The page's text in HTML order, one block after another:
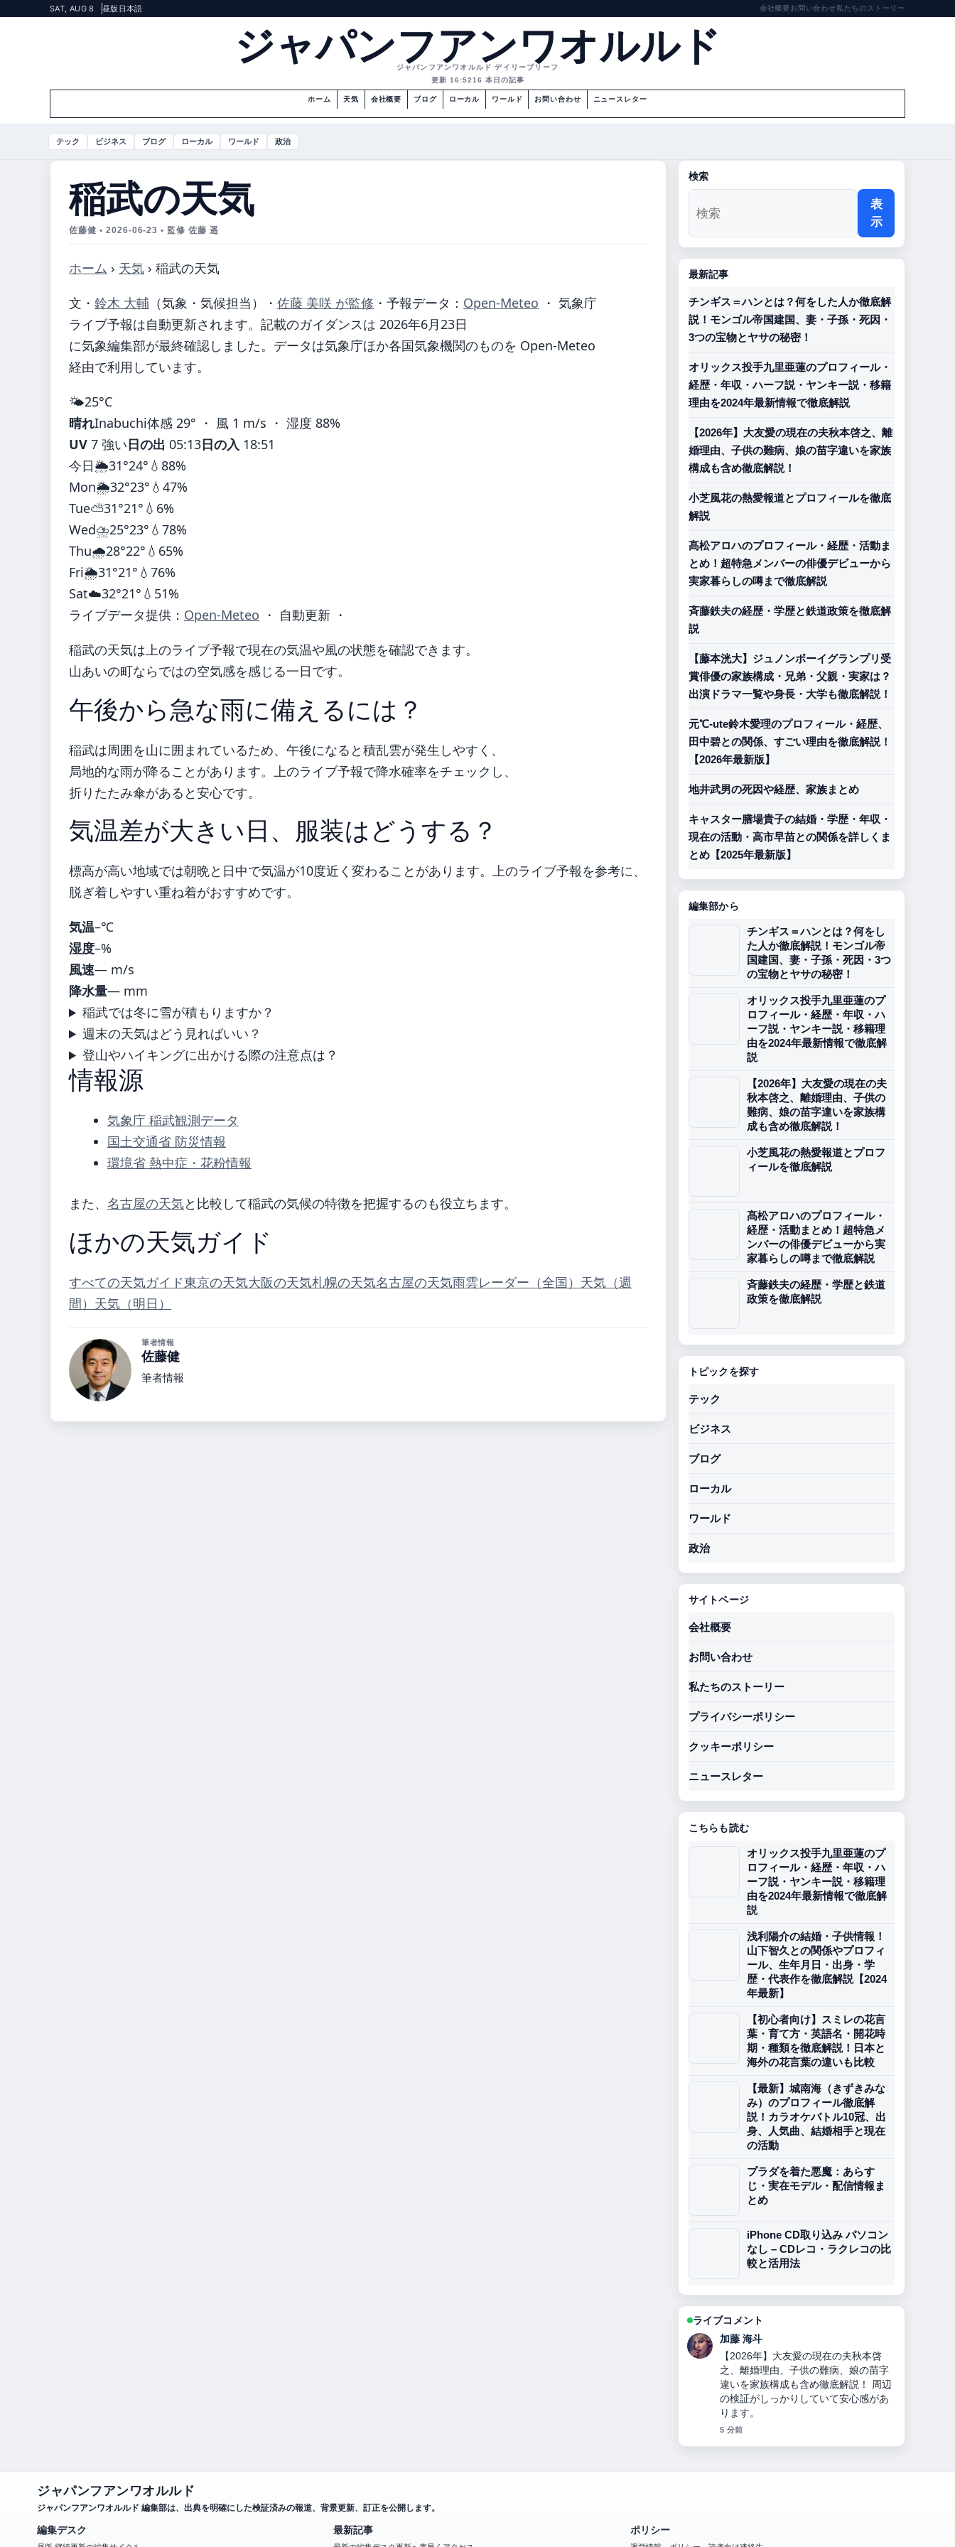
SAT, AUG 8 昼版 日本語 会社概要お問い合わせ私たちのストーリー
ジャパンフアンワオルルド
ジャパンフアンワオルルド デイリーブリーフ
更新 16:5216 本日の記事
ホーム 天気 会社概要 ブログ ローカル ワールド お問い合わせ ニュースレター
テック ビジネス ブログ ローカル ワールド 政治
稲武の天気
佐藤健 • 2026-06-23 • 監修 佐藤 遥
ホーム › 天気 › 稲武の天気
文・ 鈴木 大輔 （気象・気候担当） ・ 佐藤 美咲 が監修 ・ 予報データ： Open-Meteo ・ 気象庁
ライブ予報は自動更新されます。記載のガイダンスは 2026年6月23日
に気象編集部が最終確認しました。データは気象庁ほか各国気象機関のものを Open-Meteo
経由で利用しています。
🌤️25°C
晴れInabuchi体感 29° ・ 風 1 m/s ・ 湿度 88%
UV 7 強い日の出 05:13日の入 18:51
今日🌦️31°24° 💧88%
Mon🌦️32°23° 💧47%
Tue⛅31°21° 💧6%
Wed⛈️25°23° 💧78%
Thu🌧️28°22° 💧65%
Fri🌦️31°21° 💧76%
Sat☁️32°21° 💧51%
ライブデータ提供： Open-Meteo ・ 自動更新 ・
稲武の天気は上のライブ予報で現在の気温や風の状態を確認できます。
山あいの町ならではの空気感を感じる一日です。
午後から急な雨に備えるには？
稲武は周囲を山に囲まれているため、午後になると積乱雲が発生しやすく、
局地的な雨が降ることがあります。上のライブ予報で降水確率をチェックし、
折りたたみ傘があると安心です。
気温差が大きい日、服装はどうする？
標高が高い地域では朝晩と日中で気温が10度近く変わることがあります。上のライブ予報を参考に、
脱ぎ着しやすい重ね着がおすすめです。
気温–℃
湿度–%
風速— m/s
降水量— mm
稲武では冬に雪が積もりますか？
週末の天気はどう見ればいい？
登山やハイキングに出かける際の注意点は？
情報源
気象庁 稲武観測データ
国土交通省 防災情報
環境省 熱中症・花粉情報
また、 名古屋の天気と比較して稲武の気候の特徴を把握するのも役立ちます。
ほかの天気ガイド
すべての天気ガイド東京の天気大阪の天気札幌の天気名古屋の天気雨雲レーダー（全国） 天気（週
間） 天気（明日）
筆者情報
佐藤健
筆者情報
検索
表
示
最新記事
チンギス＝ハンとは？何をした人か徹底解
説！モンゴル帝国建国、妻・子孫・死因・
3つの宝物とヤサの秘密！
オリックス投手九里亜蓮のプロフィール・
経歴・年収・ハーフ説・ヤンキー説・移籍
理由を2024年最新情報で徹底解説
【2026年】大友愛の現在の夫秋本啓之、離
婚理由、子供の難病、娘の苗字違いを家族
構成も含め徹底解説！
小芝風花の熱愛報道とプロフィールを徹底
解説
髙松アロハのプロフィール・経歴・活動ま
とめ！超特急メンバーの俳優デビューから
実家暮らしの噂まで徹底解説
斉藤鉄夫の経歴・学歴と鉄道政策を徹底解
説
【藤本洸大】ジュノンボーイグランプリ受
賞俳優の家族構成・兄弟・父親・実家は？
出演ドラマ一覧や身長・大学も徹底解説！
元℃-ute鈴木愛理のプロフィール・経歴、
田中碧との関係、すごい理由を徹底解説！
【2026年最新版】
地井武男の死因や経歴、家族まとめ
キャスター膳場貴子の結婚・学歴・年収・
現在の活動・高市早苗との関係を詳しくま
とめ【2025年最新版】
編集部から
チンギス＝ハンとは？何をし
た人か徹底解説！モンゴル帝
国建国、妻・子孫・死因・3つ
の宝物とヤサの秘密！
オリックス投手九里亜蓮のプ
ロフィール・経歴・年収・ハ
ーフ説・ヤンキー説・移籍理
由を2024年最新情報で徹底解
説
【2026年】大友愛の現在の夫
秋本啓之、離婚理由、子供の
難病、娘の苗字違いを家族構
成も含め徹底解説！
小芝風花の熱愛報道とプロフ
ィールを徹底解説
髙松アロハのプロフィール・
経歴・活動まとめ！超特急メ
ンバーの俳優デビューから実
家暮らしの噂まで徹底解説
斉藤鉄夫の経歴・学歴と鉄道
政策を徹底解説
トピックを探す
テック
ビジネス
ブログ
ローカル
ワールド
政治
サイトページ
会社概要
お問い合わせ
私たちのストーリー
プライバシーポリシー
クッキーポリシー
ニュースレター
こちらも読む
オリックス投手九里亜蓮のプ
ロフィール・経歴・年収・ハ
ーフ説・ヤンキー説・移籍理
由を2024年最新情報で徹底解
説
浅利陽介の結婚・子供情報！
山下智久との関係やプロフィ
ール、生年月日・出身・学
歴・代表作を徹底解説【2024
年最新】
【初心者向け】スミレの花言
葉・育て方・英語名・開花時
期・種類を徹底解説！日本と
海外の花言葉の違いも比較
【最新】城南海（きずきみな
み）のプロフィール徹底解
説！カラオケバトル10冠、出
身、人気曲、結婚相手と現在
の活動
プラダを着た悪魔：あらす
じ・実在モデル・配信情報ま
とめ
iPhone CD取り込み パソコン
なし – CDレコ・ラクレコの比
較と活用法
ライブコメント
高橋 蓮
チンギス＝ハンとは？何をした人か徹
底解説！モンゴル帝国建国、妻・子
孫・死因・3つの宝物とヤサの秘密！
の整理がとても分かりやすいです。今
日の中でも特に読みやすいです。
7 分前
ジャパンフアンワオルルド
ジャパンフアンワオルルド 編集部は、出典を明確にした検証済みの報道、背景更新、訂正を公開します。
編集デスク 最新記事 ポリシー